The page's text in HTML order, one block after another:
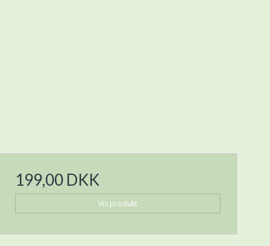
199,00 DKK
Vis produkt